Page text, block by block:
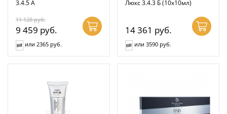
3.4.5 А
11 128руб.
9 459 руб.
или 2365 руб.
Люкс 3.4.3 Б (10x10мл)
14 361 руб.
или 3590 руб.